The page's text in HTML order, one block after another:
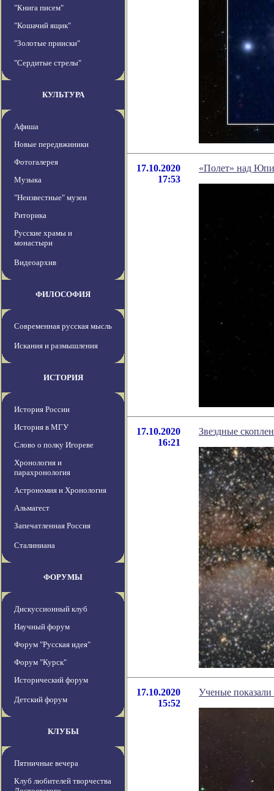
"Книга писем"
"Кошачий ящик"
"Золотые прииски"
"Сердитые стрелы"
КУЛЬТУРА
Афиша
Новые передвжиники
Фотогалерея
Музыка
"Неизвестные" музеи
Риторика
Русские храмы и
монастыри
Видеоархив
ФИЛОСОФИЯ
Современная русская мысль
Искания и размышления
ИСТОРИЯ
История России
История в МГУ
Слово о полку Игореве
Хронология и
парахронология
Астрономия и Хронология
Альмагест
Запечатленная Россия
Сталиниана
ФОРУМЫ
Дискуссионный клуб
Научный форум
Форум "Русская идея"
Форум "Курск"
Исторический форум
Детский форум
КЛУБЫ
Пятничные вечера
Клуб любителей творчества
17.10.2020
17:53
«Полет» над
17.10.2020
16:21
Звездные
17.10.2020
15:52
Ученые